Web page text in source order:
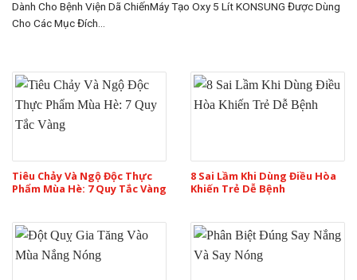
Dành Cho Bệnh Viện Dã ChiếnMáy Tạo Oxy 5 Lít KONSUNG Được Dùng
Cho Các Mục Đích...
Tiêu Chảy Và Ngộ Độc Thực
Phẩm Mùa Hè: 7 Quy Tắc Vàng
8 Sai Lầm Khi Dùng Điều Hòa
Khiến Trẻ Dễ Bệnh